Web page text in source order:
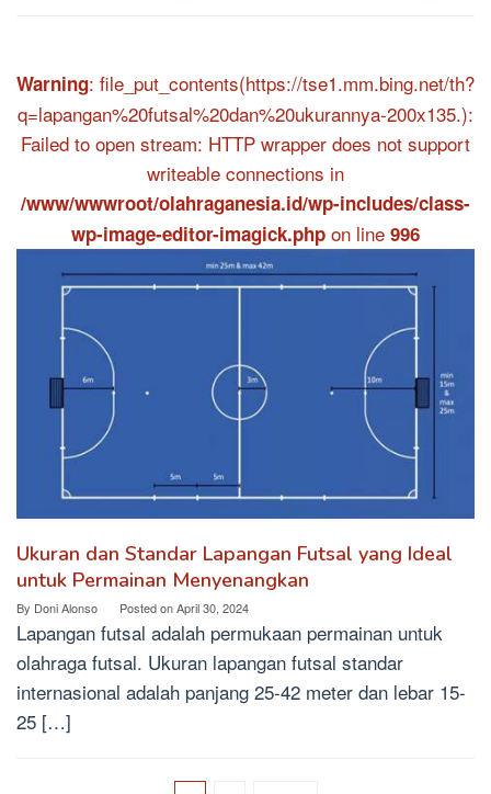
Warning: file_put_contents(https://tse1.mm.bing.net/th?
q=lapangan%20futsal%20dan%20ukurannya-200x135.):
Failed to open stream: HTTP wrapper does not support
writeable connections in
/www/wwwroot/olahraganesia.id/wp-includes/class-
wp-image-editor-imagick.php on line 996
Ukuran dan Standar Lapangan Futsal yang Ideal
untuk Permainan Menyenangkan
By Doni Alonso Posted onApril 30, 2024
Lapangan futsal adalah permukaan permainan untuk
olahraga futsal. Ukuran lapangan futsal standar
internasional adalah panjang 25-42 meter dan lebar 15-
25 […]